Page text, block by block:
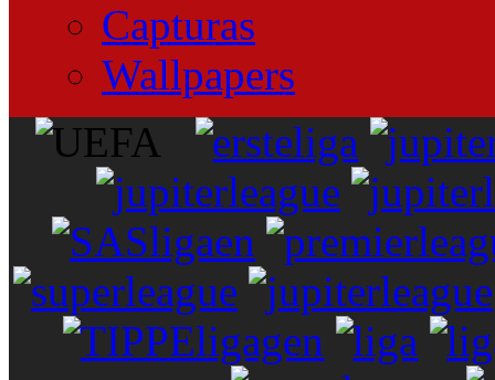
Capturas
Wallpapers